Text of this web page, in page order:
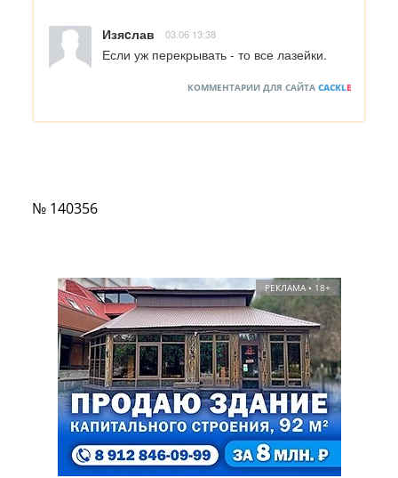
Изяcлав 03.06 13:38
Если уж перекрывать - то все лазейки.
КОММЕНТАРИИ ДЛЯ САЙТА CACKLE
№ 140356
РЕКЛАМА • 18+